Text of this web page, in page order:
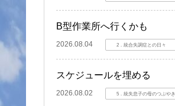
B型作業所へ行くかも
2026.08.04 2．統合失調症との日々
スケジュールを埋める
2026.08.02 5．統失息子の母のつぶやき